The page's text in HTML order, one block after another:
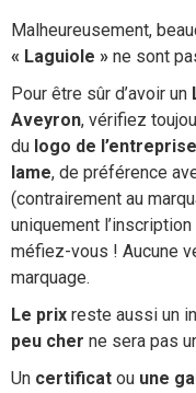
Malheureusement,
« Laguiole » ne sont
Pour être sûr d’avoir un
Aveyron, vérifiez
du logo de l’entreprise
lame, de préférence
(contrairement au
uniquement
méfiez-vous ! Aucune
marquage.
Le prix reste aussi un
peu cher ne sera pas
Un certificat ou une